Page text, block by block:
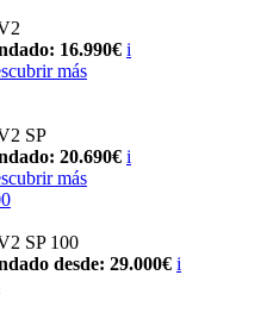
16.990€ i
más
SP
20.690€ i
más
SP 100
desde: 29.000€ i